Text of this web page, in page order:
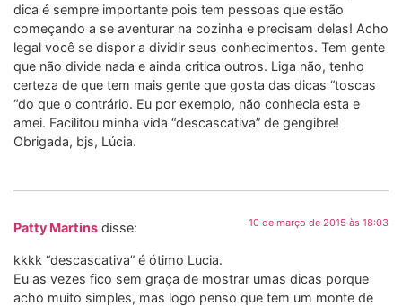
dica é sempre importante pois tem pessoas que estão
começando a se aventurar na cozinha e precisam delas! Acho
legal você se dispor a dividir seus conhecimentos. Tem gente
que não divide nada e ainda critica outros. Liga não, tenho
certeza de que tem mais gente que gosta das dicas “toscas
“do que o contrário. Eu por exemplo, não conhecia esta e
amei. Facilitou minha vida “descascativa” de gengibre!
Obrigada, bjs, Lúcia.
Patty Martins disse: 10 de março de 2015 às 18:03
kkkk “descascativa” é ótimo Lucia.
Eu as vezes fico sem graça de mostrar umas dicas porque
acho muito simples, mas logo penso que tem um monte de